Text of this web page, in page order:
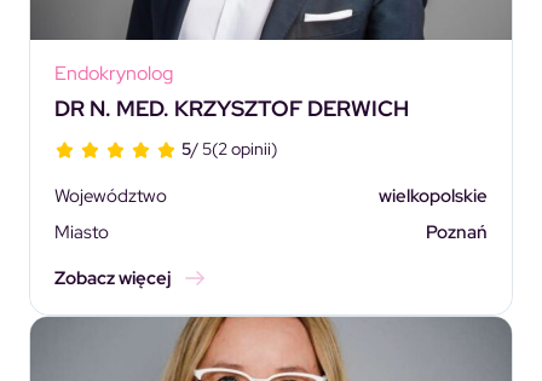
Endokrynolog
DR N. MED. KRZYSZTOF DERWICH
5/ 5(2 opinii)
Województwo
wielkopolskie
Miasto
Poznań
Zobacz więcej